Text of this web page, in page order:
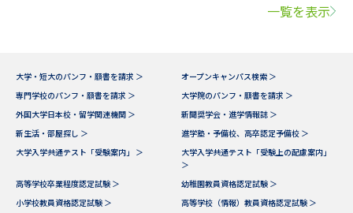
一覧を表示
大学・短大のパンフ・願書を請求 ＞
オープンキャンパス検索 ＞
専門学校のパンフ・願書を請求 ＞
大学院のパンフ・願書を請求 ＞
外国大学日本校・留学関連機関 ＞
新聞奨学会・進学情報誌 ＞
新生活・部屋探し ＞
進学塾・予備校、高卒認定予備校 ＞
大学入学共通テスト「受験案内」 ＞
大学入学共通テスト「受験上の配慮案内」
＞
高等学校卒業程度認定試験 ＞
幼稚園教員資格認定試験 ＞
小学校教員資格認定試験 ＞
高等学校（情報）教員資格認定試験 ＞